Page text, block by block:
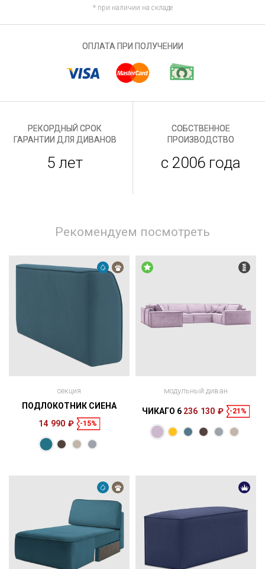
* при наличии на складе
ОПЛАТА ПРИ ПОЛУЧЕНИИ
РЕКОРДНЫЙ СРОК
ГАРАНТИИ ДЛЯ ДИВАНОВ
5 лет
СОБСТВЕННОЕ
ПРОИЗВОДСТВО
с 2006 года
Рекомендуем посмотреть
секция
ПОДЛОКОТНИК СИЕНА
14 990 ₽
-15%
модульный диван
ЧИКАГО 6 236 130 ₽ -21%